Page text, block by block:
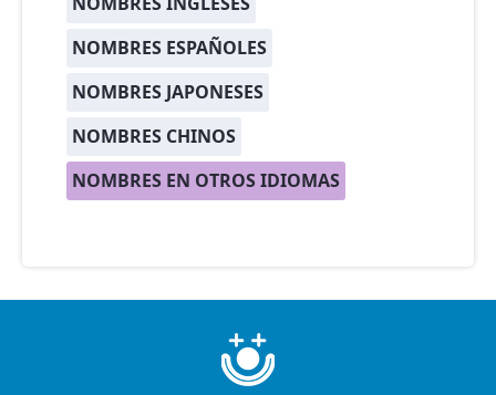
NOMBRES ESPAÑOLES
NOMBRES JAPONESES
NOMBRES CHINOS
NOMBRES EN OTROS IDIOMAS